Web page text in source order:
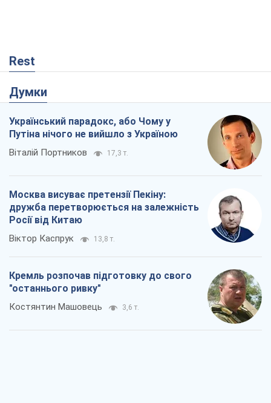
Rest
Думки
Український парадокс, або Чому у
Путіна нічого не вийшло з Україною
Віталій Портников 17,3 т.
Москва висуває претензії Пекіну:
дружба перетворюється на залежність
Росії від Китаю
Віктор Каспрук 13,8 т.
Кремль розпочав підготовку до свого
"останнього ривку"
Костянтин Машовець 3,6 т.